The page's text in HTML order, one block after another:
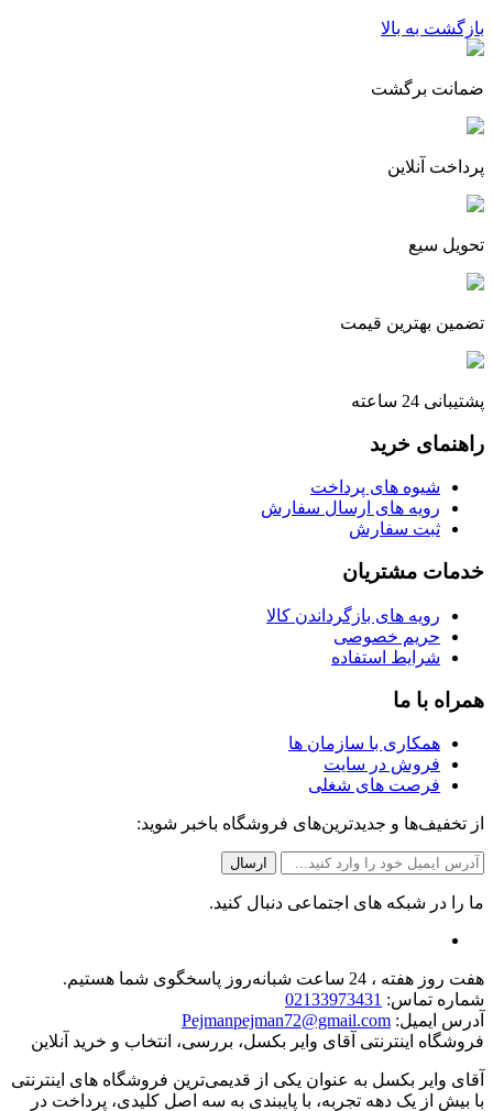
بازگشت به بالا
ضمانت برگشت
پرداخت آنلاین
تحویل سیع
تضمین بهترین قیمت
پشتیبانی 24 ساعته
راهنمای خرید
شیوه های پرداخت
رویه های ارسال سفارش
ثبت سفارش
خدمات مشتریان
رویه های بازگرداندن کالا
حریم خصوصی
شرایط استفاده
همراه با ما
همکاری با سازمان ها
فروش در سایت
فرصت های شغلی
از تخفیف‌ها و جدیدترین‌های فروشگاه باخبر شوید:
ما را در شبکه های اجتماعی دنبال کنید.
هفت روز هفته ، 24 ساعت شبانه‌روز پاسخگوی شما هستیم.
شماره تماس: 02133973431
آدرس ایمیل: Pejmanpejman72@gmail.com
فروشگاه اینترنتی آقای وایر بکسل، بررسی، انتخاب و خرید آنلاین
آقای وایر بکسل به عنوان یکی از قدیمی‌ترین فروشگاه های اینترنتی
با بیش از یک دهه تجربه، با پایبندی به سه اصل کلیدی، پرداخت در